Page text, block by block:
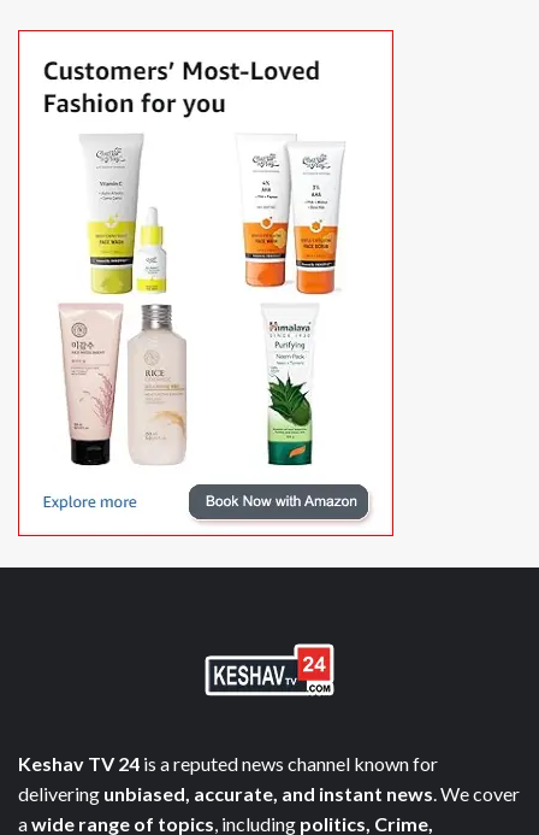
Keshav TV 24 is a reputed news channel known for
delivering unbiased, accurate, and instant news . We cover
awide range of topics , including politics, Crime,